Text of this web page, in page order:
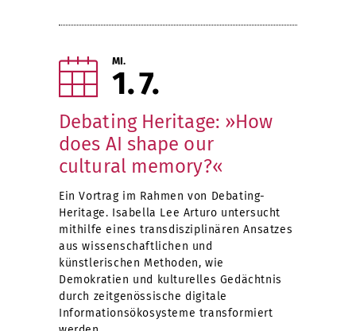
MI.
1 7
Debating Heritage: »How
does AI shape our
cultural memory?«
Ein Vortrag im Rahmen von Debating-
Heritage. Isabella Lee Arturo untersucht
mithilfe eines transdisziplinären Ansatzes
aus wissenschaftlichen und
künstlerischen Methoden, wie
Demokratien und kulturelles Gedächtnis
durch zeitgenössische digitale
Informationsökosysteme transformiert